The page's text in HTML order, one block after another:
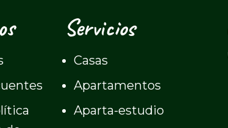
Servicios
Casas
Apartamentos
Aparta-estudio